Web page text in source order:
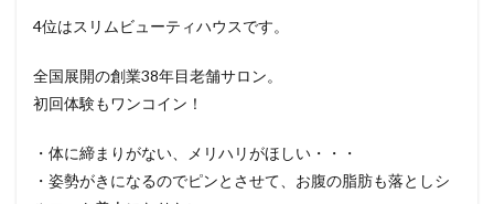
4位はスリムビューティハウスです。
全国展開の創業38年目老舗サロン。
初回体験もワンコイン！
・体に締まりがない、メリハリがほしい・・・
・姿勢がきになるのでピンとさせて、お腹の脂肪も落としシ